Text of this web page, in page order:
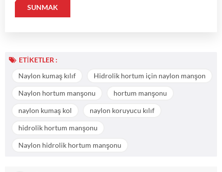
ETIKETLER :
Naylon kumaş kılıf
Hidrolik hortum için naylon manşon
Naylon hortum manşonu hortum manşonu
naylon kumaş kol naylon koruyucu kılıf
hidrolik hortum manşonu
Naylon hidrolik hortum manşonu